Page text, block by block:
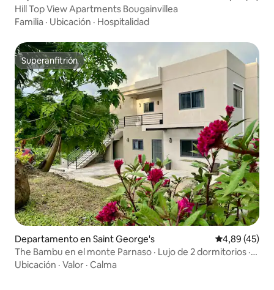
Hill Top View Apartments Bougainvillea
Familia · Ubicación · Hospitalidad
Superanfitrión
Superanfitrión
Departamento en Saint George's Calificación
4,89 (45)
The Bambu en el monte Parnaso · Lujo de 2 dormitorios ·
Anfitriona local
Ubicación · Valor · Calma